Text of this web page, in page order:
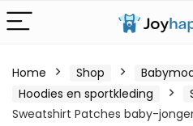
Home Shop
Hoodies en sportkleding
Sweatshirt Patches baby-